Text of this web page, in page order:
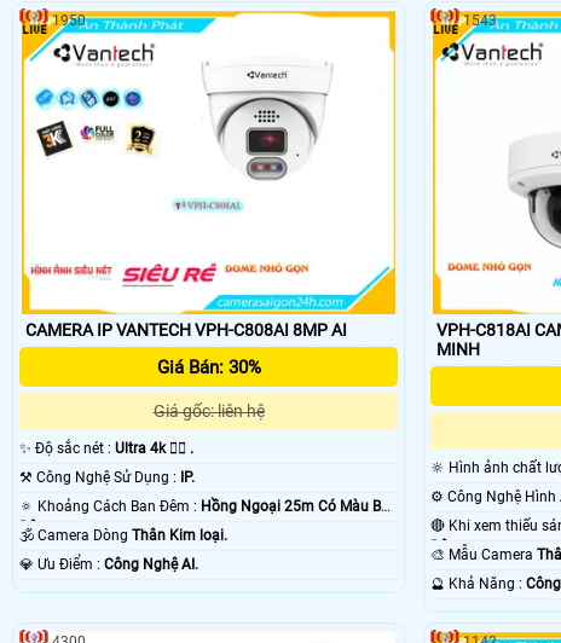
CAMERA IP VANTECH VPH-C808AI 8MP AI
Giá Bán: 30%
Giá gốc: liên hệ
✨ Độ sắc nét : Ultra 4k 👍🏾 .
⚒ Công Nghệ Sử Dụng : IP.
🔅 Khoảng Cách Ban Đêm : Hồng Ngoại 25m Có Màu Ban
Ðêm.🕉️ Camera Dòng Thân Kim loại.
️💎 Ưu Điểm : Công Nghệ AI.
1950
VPH-C818AI
MINH
🔆 Hình ảnh chất
Ðêm.🎨 Mẫu Camera
️🔮 Khả Năng :
1543